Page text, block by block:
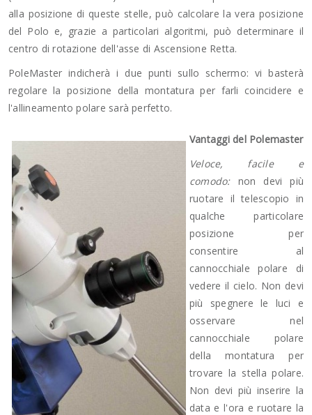
alla posizione di queste stelle, può calcolare la vera posizione
del Polo e, grazie a particolari algoritmi, può determinare il
centro di rotazione dell'asse di Ascensione Retta.
PoleMaster indicherà i due punti sullo schermo: vi basterà
regolare la posizione della montatura per farli coincidere e
l'allineamento polare sarà perfetto.
Vantaggi del Polemaster
Veloce, facile e
comodo:non devi più
ruotare il telescopio in
qualche particolare
posizione per
consentire al
cannocchiale polare di
vedere il cielo. Non devi
più spegnere le luci e
osservare nel
cannocchiale polare
della montatura per
trovare la stella polare.
Non devi più inserire la
data e l'ora e ruotare la